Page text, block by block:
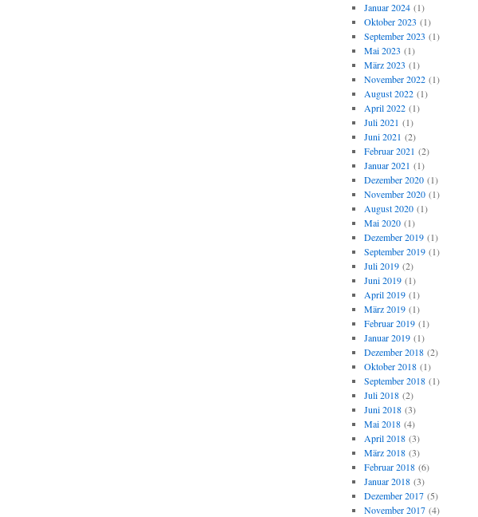
Januar 2024(1)
Oktober 2023 (1)
September 2023 (1)
Mai 2023 (1)
März 2023 (1)
November 2022(1)
August 2022(1)
April 2022(1)
Juli 2021 (1)
Juni 2021 (2)
Februar 2021 (2)
Januar 2021 (1)
Dezember 2020(1)
November 2020(1)
August 2020(1)
Mai 2020(1)
Dezember 2019(1)
September 2019(1)
Juli 2019(2)
Juni 2019(1)
April 2019(1)
März 2019(1)
Februar 2019(1)
Januar 2019(1)
Dezember 2018(2)
Oktober 2018(1)
September 2018(1)
Juli 2018(2)
Juni 2018(3)
Mai 2018(4)
April 2018(3)
März 2018(3)
Februar 2018(6)
Januar 2018(3)
Dezember 2017(5)
November 2017(4)